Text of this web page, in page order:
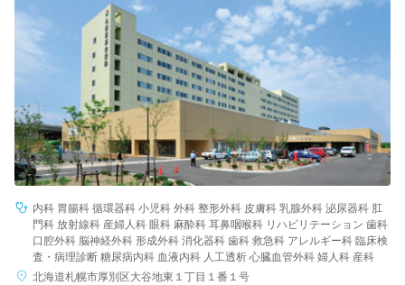
内科 胃腸科 循環器科 小児科 外科 整形外科 皮膚科 乳腺外科 泌尿器科 肛
門科 放射線科 産婦人科 眼科 麻酔科 耳鼻咽喉科 リハビリテーション 歯科
口腔外科 脳神経外科 形成外科 消化器科 歯科 救急科 アレルギー科 臨床検
査・病理診断 糖尿病内科 血液内科 人工透析 心臓血管外科 婦人科 産科
北海道札幌市厚別区大谷地東１丁目１番１号